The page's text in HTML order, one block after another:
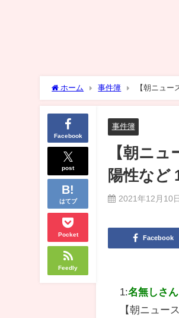
ホーム 事件簿 【朝ニュ
Facebook
post
はてブ
Pocket
Feedly
事件簿
【朝ニ
陽性など
2021年12月10日
Facebook
1:名無しさ
【朝ニュー